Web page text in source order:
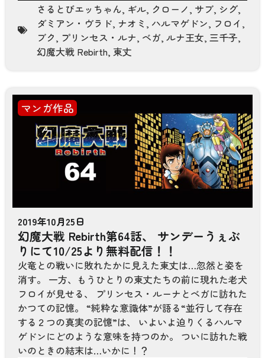
さるとびエッちゃん, ギル, クローノ, サブ, シグ,
ダミアン・ヴラド, ナオミ , ハルマゲドン, フロイ ,
ブク, プリンセス・ルナ, ベガ, ルナ王女, 三千子,
幻魔大戦 Rebirth, 東丈
マンガ作品
2019年10月25日
幻魔大戦 Rebirth第64話、 サンデーうぇぶ
りにて10/25より無料配信！！
火竜との戦いに敗れたかに見えた東丈は…忽然と姿を
消す。 一方、もうひとりの東丈たちの前に現れた老犬
フロイが見せる、 プリンセス・ルーナとベガに訪れた
かつての記憶。 “純粋な意識体”が語る“並行して存在
する２つの真実の記憶”は、 いよいよ迫りくるハルマ
ゲドンにどのような意味を持つのか。 ついに訪れた戦
いのときの結末は…いかに！？